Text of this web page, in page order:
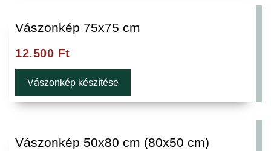
Vászonkép 75x75 cm
12.500 Ft
Vászonkép készítése
Vászonkép 50x80 cm (80x50 cm)